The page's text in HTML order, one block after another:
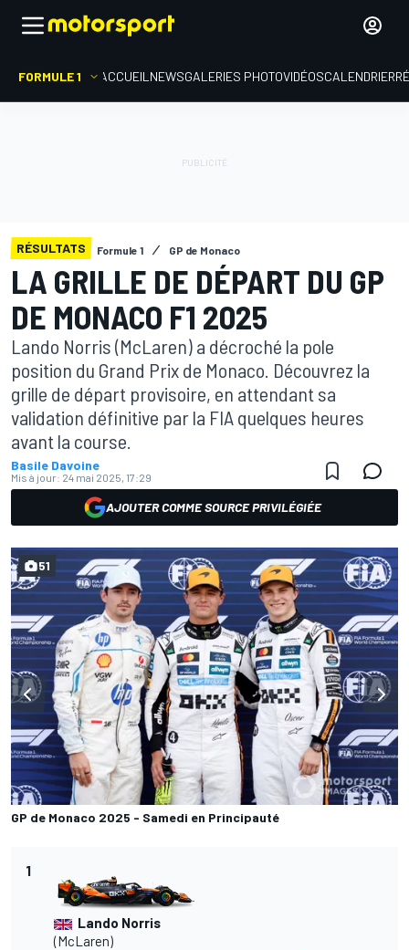
FORMULE 1 ACCUEIL NEWSGALERIES PHOTOVIDÉOSCALENDRIER
RÉSULTATS Formule 1 GP de Monaco
LA GRILLE DE DÉPART DU GP
DE MONACO F1 2025
Lando Norris (McLaren) a décroché la pole
position du Grand Prix de Monaco. Découvrez la
grille de départ provisoire, en attendant sa
validation définitive par la FIA quelques heures
avant la course.
Basile Davoine
Mis à jour: 24 mai 2025, 17:29
AJOUTER COMME SOURCE PRIVILÉGIÉE
GP de Monaco 2025 - Samedi en Principauté
51
1
Lando Norris
(McLaren)